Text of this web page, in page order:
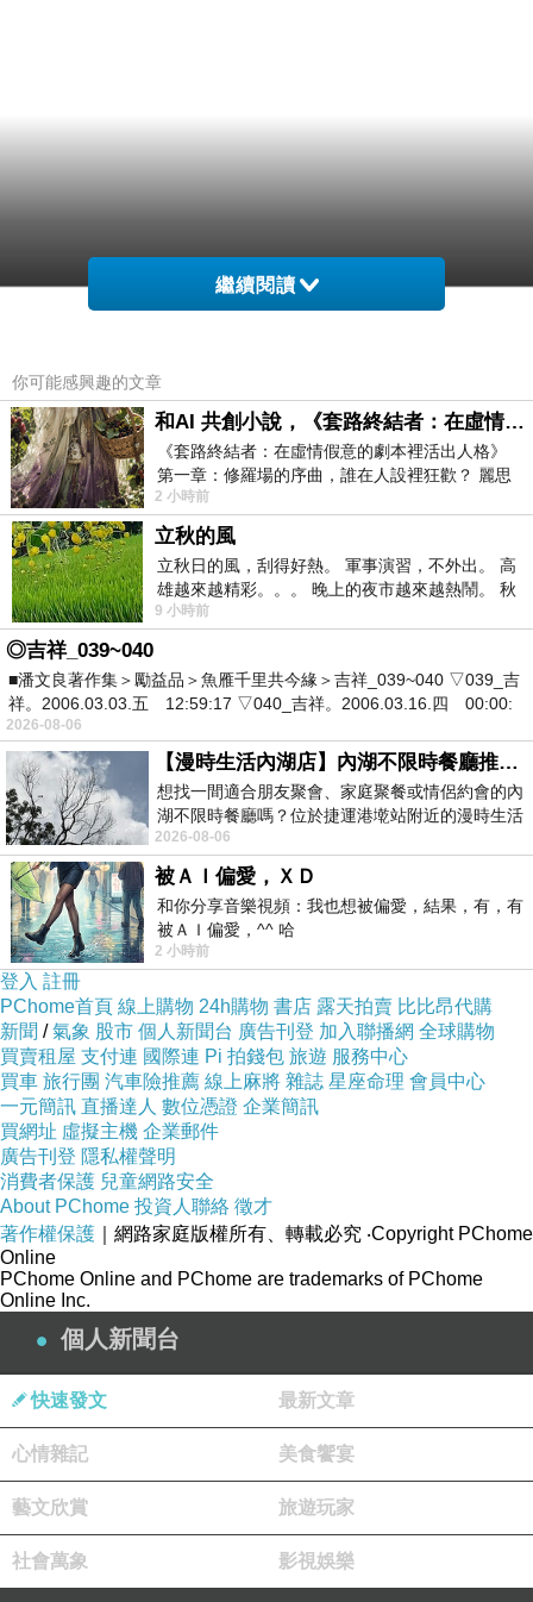
繼續閱讀
你可能感興趣的文章
和AI 共創小說，《套路終結者：在虛情假意的劇本裡活出人格》
《套路終結者：在虛情假意的劇本裡活出人格》
第一章：修羅場的序曲，誰在人設裡狂歡？ 麗思
卡爾頓酒店的總統套房內，燈光昏
2 小時前
立秋的風
立秋日的風，刮得好熱。 軍事演習，不外出。 高
雄越來越精彩。。。 晚上的夜市越來越熱鬧。 秋
天的風刮得很熱 夜遊消暑熱。。。
9 小時前
◎吉祥_039~040
■潘文良著作集＞勵益品＞魚雁千里共今緣＞吉祥_039~040 ▽039_吉
祥。2006.03.03.五 12:59:17 ▽040_吉祥。2006.03.16.四 00:00:
2026-08-06
【漫時生活內湖店】內湖不限時餐廳推薦｜捷運港墘站美食，聚餐、約會、家庭聚會首選，正餐甜點一次滿足
想找一間適合朋友聚會、家庭聚餐或情侶約會的內
湖不限時餐廳嗎？位於捷運港墘站附近的漫時生活
內湖店，從捷運站步行約4分鐘即可抵
2026-08-06
被ＡＩ偏愛，ＸＤ
和你分享音樂視頻：我也想被偏愛，結果，有，有
被ＡＩ偏愛，^^ 哈
2 小時前
登入 註冊
PChome首頁 線上購物 24h購物 書店 露天拍賣 比比昂代購
新聞 /氣象 股市 個人新聞台 廣告刊登 加入聯播網 全球購物
買賣租屋 支付連 國際連 Pi 拍錢包 旅遊 服務中心
買車 旅行團 汽車險推薦 線上麻將 雜誌 星座命理 會員中心
一元簡訊 直播達人 數位憑證 企業簡訊
買網址 虛擬主機 企業郵件
廣告刊登 隱私權聲明
消費者保護 兒童網路安全
About PChome 投資人聯絡 徵才
著作權保護 ｜網路家庭版權所有、轉載必究 ‧Copyright PChome
Online
PChome Online and PChome are trademarks of PChome
Online Inc.
個人新聞台
快速發文 最新文章
心情雜記 美食饗宴
藝文欣賞 旅遊玩家
社會萬象 影視娛樂